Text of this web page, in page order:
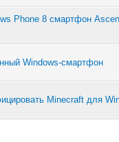
Phone 8 смартфон
Windows-смартфон
Minecraft для